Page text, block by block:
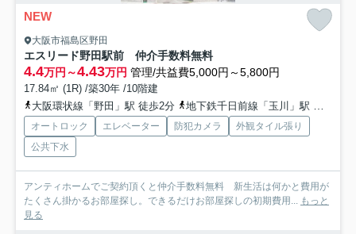
NEW
大阪市福島区野田
エスリード野田駅前 仲介手数料無料
4.4万円～4.43万円 管理/共益費5,000円～5,800円
17.84㎡ (1R) /築30年 /10階建
大阪環状線「野田」駅 徒歩2分
地下鉄千日前線「玉川」駅 徒歩2分
オートロック エレベーター 防犯カメラ
外観タイル張り
公共下水
アンティホームでご契約頂くと仲介手数料無料 新生活は何かと費用が
たくさん掛かるお部屋探し。できるだけお部屋探しの初期費用... もっと
見る